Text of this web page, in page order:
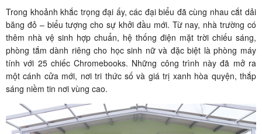
Trong khoảnh khắc trọng đại ấy, các đại biểu đã cùng nhau cắt dải
băng đỏ – biểu tượng cho sự khởi đầu mới. Từ nay, nhà trường có
thêm nhà vệ sinh hợp chuẩn, hệ thống điện mặt trời chiếu sáng,
phòng tắm dành riêng cho học sinh nữ và đặc biệt là phòng máy
tính với 25 chiếc Chromebooks. Những công trình này đã mở ra
một cánh cửa mới, nơi tri thức số và giá trị xanh hòa quyện, thắp
sáng niềm tin nơi vùng cao.